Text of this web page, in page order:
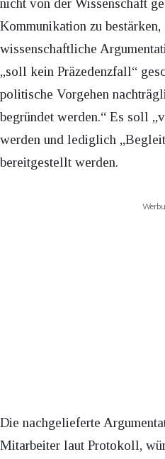
Kommunikation zu
wissenschaftliche
„soll kein Präzedenzfall“
politische Vorgehen
begründet werden.“ Es soll
werden und lediglich
bereitgestellt werden.
Die nachgelieferte
Mitarbeiter laut Protokoll,